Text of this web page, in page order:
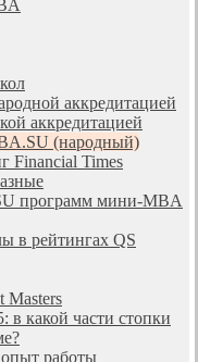
аккредитацией
аккредитацией
(народный)
Financial Times
программ мини-MBA
в рейтингах QS
Masters
какой части стопки
работы